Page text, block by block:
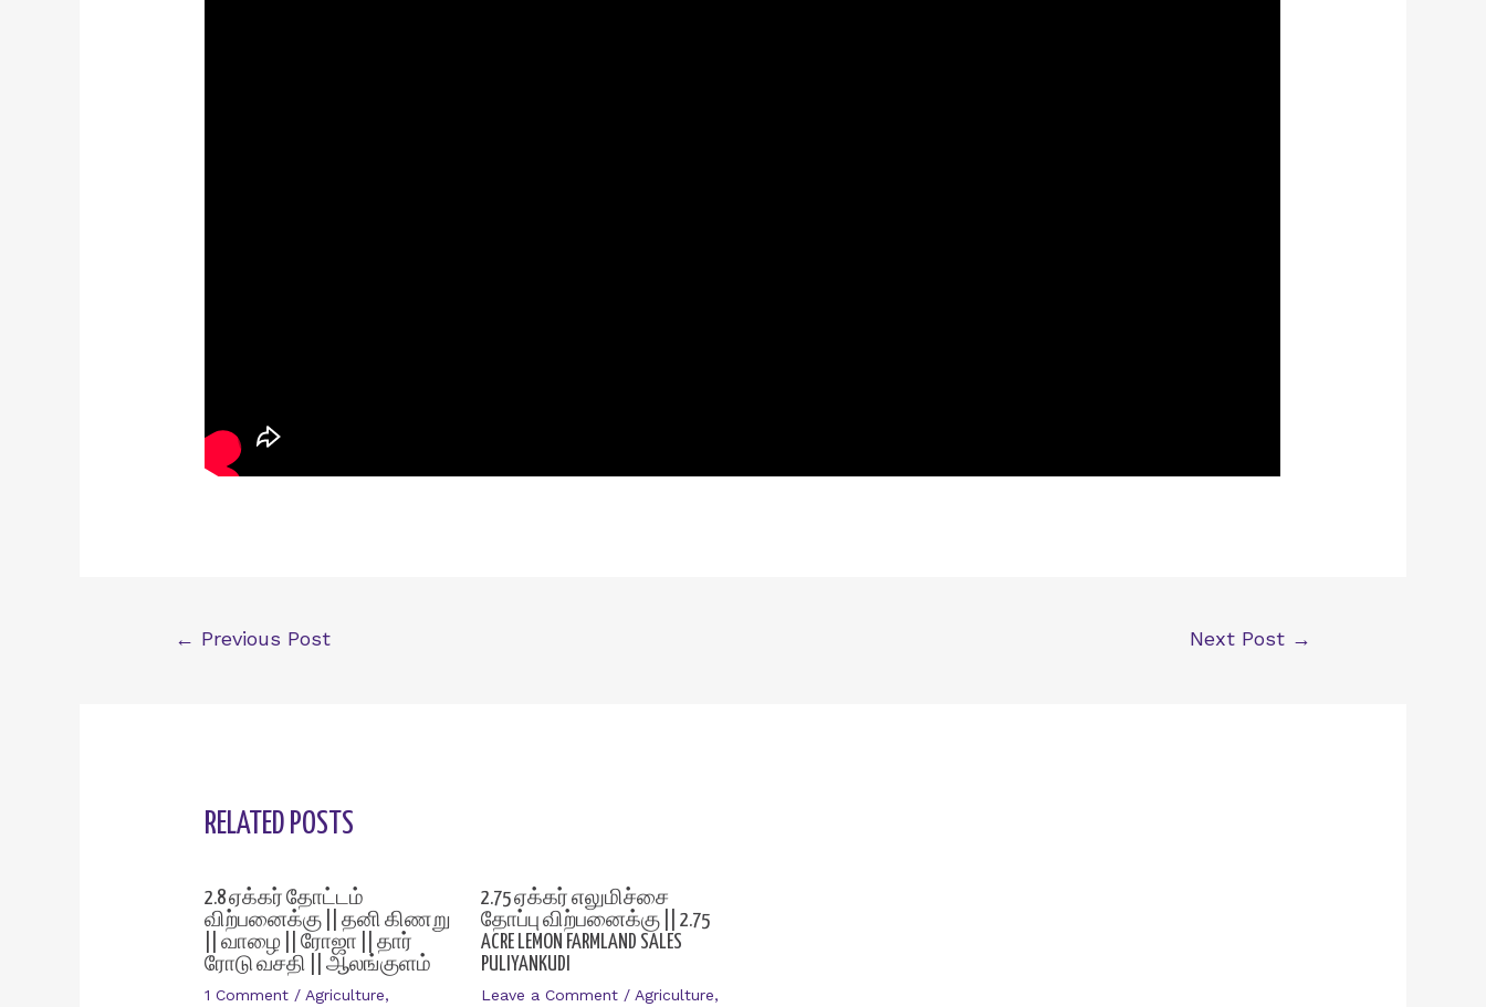
← Previous Post Next Post →
RELATED POSTS
2.8 ஏக்கர் தோட்டம்
விற்பனைக்கு || தனி கிணறு
|| வாழை || ரோஜா || தார்
ரோடு வசதி || ஆலங்குளம்
1 Comment /Agriculture,
2.75 ஏக்கர் எலுமிச்சை
தோப்பு விற்பனைக்கு || 2.75
ACRE LEMON FARMLAND SALES
PULIYANKUDI
Leave a Comment / Agriculture,